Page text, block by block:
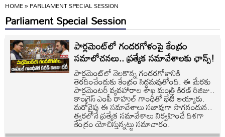
HOME»PARLIAMENT SPECIAL SESSION
Parliament Special Session
పార్లమెంట్‌లో గందరగోళంపై కేంద్రం
సమాలోచనలు.. ప్రత్యేక సమావేశాలకు ఛాన్స్!
పార్లమెంట్‌లో నెలకొన్న గందరగోళానికి
తెరదించేందుకు కేంద్రం సిద్ధమవుతోంది. ఈ మేరకు
పార్లమెంటరీ వ్యవహారాల శాఖ మంత్రి కిరణ్ రిజిజు..
కాంగ్రెస్ ఎంపీ రాహుల్ గాంధీతో భేటీ అయ్యారు.
మరోవైపు ఈ సమావేశాలు సజావుగా సాగనందున..
త్వరలోనే ప్రత్యేక సమావేశాలు నిర్వహించే దిశగా
కేంద్రం యోచిస్తున్నట్టు సమాచారం.